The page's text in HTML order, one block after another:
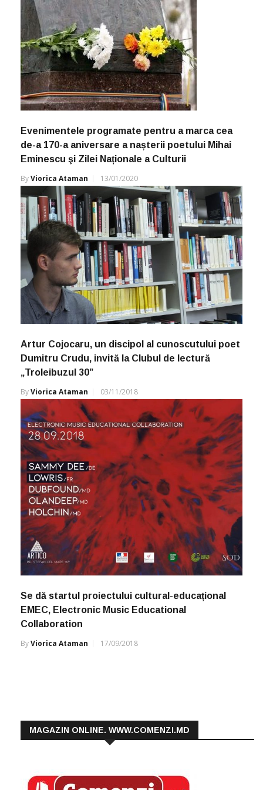
Evenimentele programate pentru a marca cea
de-a 170-a aniversare a nașterii poetului Mihai
Eminescu şi Zilei Naționale a Culturii
ByViorica Ataman 13/01/2020
Artur Cojocaru, un discipol al cunoscutului poet
Dumitru Crudu, invită la Clubul de lectură
„Troleibuzul 30”
ByViorica Ataman 03/11/2018
Se dă startul proiectului cultural-educațional
EMEC, Electronic Music Educational
Collaboration
ByViorica Ataman 17/09/2018
MAGAZIN ONLINE. WWW.COMENZI.MD